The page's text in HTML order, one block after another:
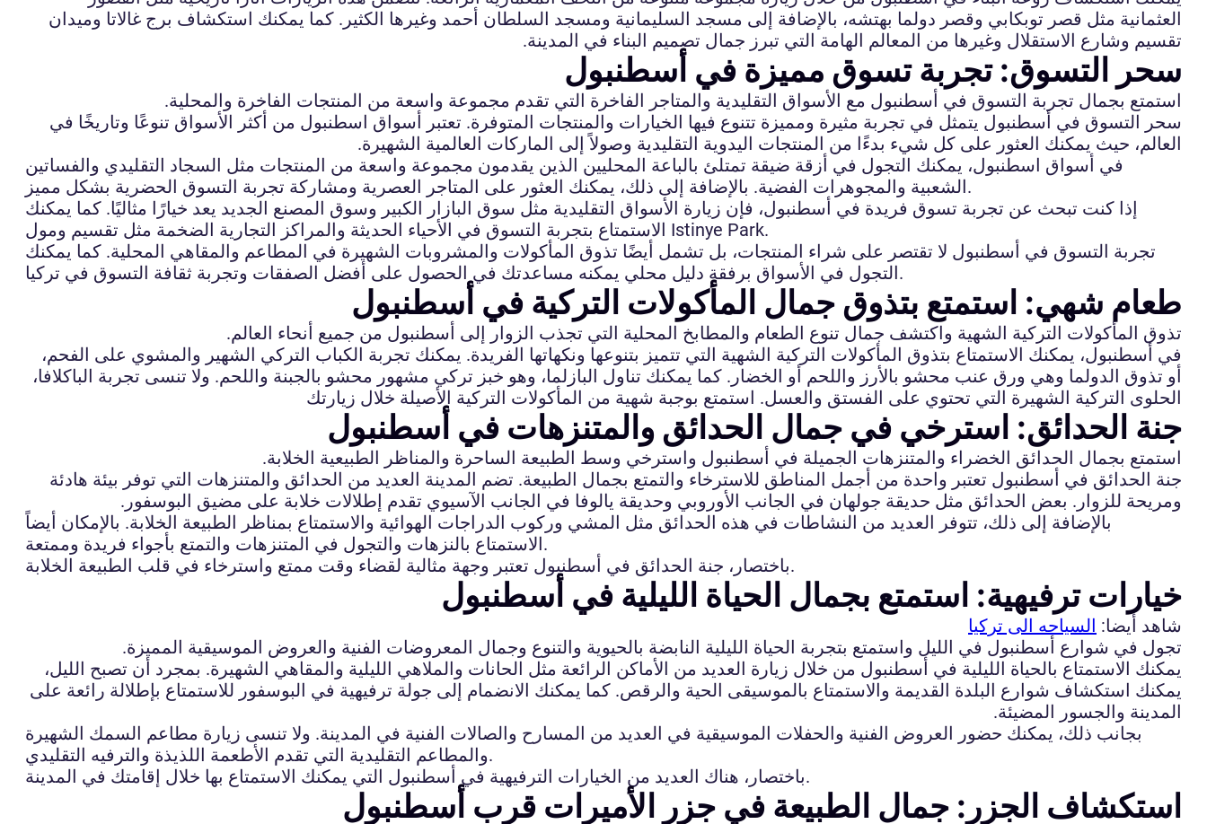
العثمانية مثل قصر توبكابي وقصر دولما بهتشه، بالإضافة إلى مسجد السليمانية ومسجد السلطان أحمد وغيرها الكثير. كما يمكنك استكشاف برج غالاتا وميدان
تقسيم وشارع الاستقلال وغيرها من المعالم الهامة التي تبرز جمال تصميم البناء في المدينة.
سحر التسوق: تجربة تسوق مميزة في أسطنبول
استمتع بجمال تجربة التسوق في أسطنبول مع الأسواق التقليدية والمتاجر الفاخرة التي تقدم مجموعة واسعة من المنتجات الفاخرة والمحلية.
سحر التسوق في أسطنبول يتمثل في تجربة مثيرة ومميزة تتنوع فيها الخيارات والمنتجات المتوفرة. تعتبر أسواق اسطنبول من أكثر الأسواق تنوعًا وتاريخًا في
العالم، حيث يمكنك العثور على كل شيء بدءًا من المنتجات اليدوية التقليدية وصولاً إلى الماركات العالمية الشهيرة.
في أسواق اسطنبول، يمكنك التجول في أزقة ضيقة تمتلئ بالباعة المحليين الذين يقدمون مجموعة واسعة من المنتجات مثل السجاد التقليدي والفساتين
الشعبية والمجوهرات الفضية. بالإضافة إلى ذلك، يمكنك العثور على المتاجر العصرية ومشاركة تجربة التسوق الحضرية بشكل مميز.
إذا كنت تبحث عن تجربة تسوق فريدة في أسطنبول، فإن زيارة الأسواق التقليدية مثل سوق البازار الكبير وسوق المصنع الجديد يعد خيارًا مثاليًا. كما يمكنك
الاستمتاع بتجربة التسوق في الأحياء الحديثة والمراكز التجارية الضخمة مثل تقسيم ومول Istinye Park.
تجربة التسوق في أسطنبول لا تقتصر على شراء المنتجات، بل تشمل أيضًا تذوق المأكولات والمشروبات الشهيرة في المطاعم والمقاهي المحلية. كما يمكنك
التجول في الأسواق برفقة دليل محلي يمكنه مساعدتك في الحصول على أفضل الصفقات وتجربة ثقافة التسوق في تركيا.
طعام شهي: استمتع بتذوق جمال المأكولات التركية في أسطنبول
تذوق المأكولات التركية الشهية واكتشف جمال تنوع الطعام والمطابخ المحلية التي تجذب الزوار إلى أسطنبول من جميع أنحاء العالم.
في أسطنبول، يمكنك الاستمتاع بتذوق المأكولات التركية الشهية التي تتميز بتنوعها ونكهاتها الفريدة. يمكنك تجربة الكباب التركي الشهير والمشوي على الفحم،
أو تذوق الدولما وهي ورق عنب محشو بالأرز واللحم أو الخضار. كما يمكنك تناول البازلما، وهو خبز تركي مشهور محشو بالجبنة واللحم. ولا تنسى تجربة الباكلافا،
الحلوى التركية الشهيرة التي تحتوي على الفستق والعسل. استمتع بوجبة شهية من المأكولات التركية الأصيلة خلال زيارتك
جنة الحدائق: استرخي في جمال الحدائق والمتنزهات في أسطنبول
استمتع بجمال الحدائق الخضراء والمتنزهات الجميلة في أسطنبول واسترخي وسط الطبيعة الساحرة والمناظر الطبيعية الخلابة.
جنة الحدائق في أسطنبول تعتبر واحدة من أجمل المناطق للاسترخاء والتمتع بجمال الطبيعة. تضم المدينة العديد من الحدائق والمتنزهات التي توفر بيئة هادئة
ومريحة للزوار. بعض الحدائق مثل حديقة جولهان في الجانب الأوروبي وحديقة يالوفا في الجانب الآسيوي تقدم إطلالات خلابة على مضيق البوسفور.
بالإضافة إلى ذلك، تتوفر العديد من النشاطات في هذه الحدائق مثل المشي وركوب الدراجات الهوائية والاستمتاع بمناظر الطبيعة الخلابة. بالإمكان أيضاً
الاستمتاع بالنزهات والتجول في المتنزهات والتمتع بأجواء فريدة وممتعة.
باختصار، جنة الحدائق في أسطنبول تعتبر وجهة مثالية لقضاء وقت ممتع واسترخاء في قلب الطبيعة الخلابة.
خيارات ترفيهية: استمتع بجمال الحياة الليلية في أسطنبول
شاهد أيضا: السياحه الى تركيا
تجول في شوارع أسطنبول في الليل واستمتع بتجربة الحياة الليلية النابضة بالحيوية والتنوع وجمال المعروضات الفنية والعروض الموسيقية المميزة.
يمكنك الاستمتاع بالحياة الليلية في أسطنبول من خلال زيارة العديد من الأماكن الرائعة مثل الحانات والملاهي الليلية والمقاهي الشهيرة. بمجرد أن تصبح الليل،
يمكنك استكشاف شوارع البلدة القديمة والاستمتاع بالموسيقى الحية والرقص. كما يمكنك الانضمام إلى جولة ترفيهية في البوسفور للاستمتاع بإطلالة رائعة على
المدينة والجسور المضيئة.
بجانب ذلك، يمكنك حضور العروض الفنية والحفلات الموسيقية في العديد من المسارح والصالات الفنية في المدينة. ولا تنسى زيارة مطاعم السمك الشهيرة
والمطاعم التقليدية التي تقدم الأطعمة اللذيذة والترفيه التقليدي.
باختصار، هناك العديد من الخيارات الترفيهية في أسطنبول التي يمكنك الاستمتاع بها خلال إقامتك في المدينة.
استكشاف الجزر: جمال الطبيعة في جزر الأميرات قرب أسطنبول